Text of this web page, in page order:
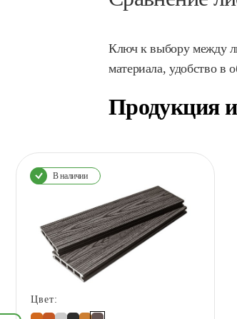
Ключ к выбору между
материала, удобство в
Продукция
В наличии
Цвет: